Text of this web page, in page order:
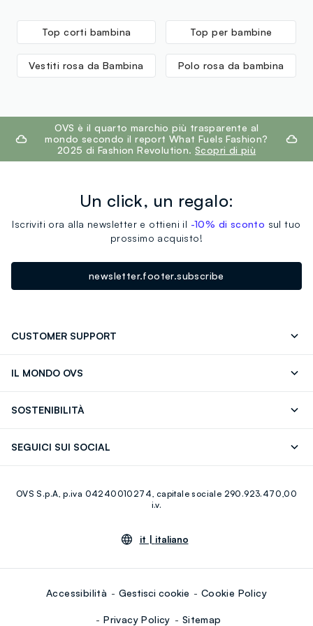
Top corti bambina Top per bambine
Vestiti rosa da Bambina Polo rosa da bambina
footer.ariatitleOVS è il quarto marchio più trasparente al
mondo secondo il report What Fuels Fashion?
2025 di Fashion Revolution. Scopri di più
Un click, un regalo:
Iscriviti ora alla newsletter e ottieni il -10% di sconto sul tuo
prossimo acquisto!
newsletter.footer.subscribe
CUSTOMER SUPPORT
IL MONDO OVS
Giftcard
SOSTENIBILITÀ
SEGUICI SUI SOCIAL
Youtube Linkedin
OVS S.p.A, p.iva 04240010274, capitale sociale 290.923.470,00
i.v.
it | italiano
Accessibilità Gestisci cookie Cookie Policy
Privacy Policy Sitemap